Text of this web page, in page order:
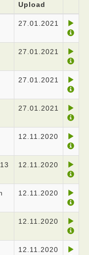
Upload
27.01.2021
27.01.2021
27.01.2021
27.01.2021
12.11.2020
12.11.2020
12.11.2020
12.11.2020
12.11.2020